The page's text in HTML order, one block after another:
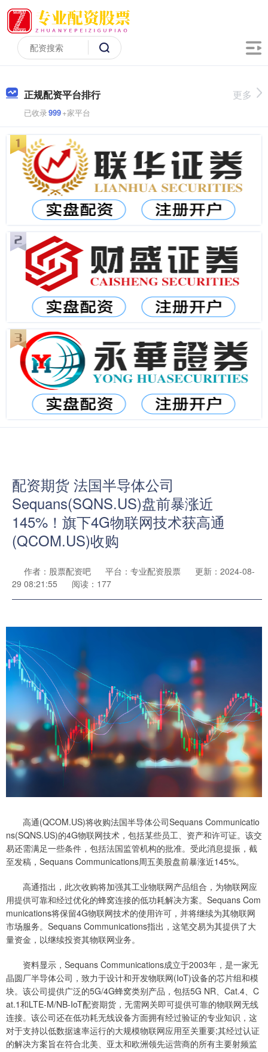
正规配资平台排行
已收录999+家平台
更多
配资期货 法国半导体公司
Sequans(SQNS.US)盘前暴涨近
145%！旗下4G物联网技术获高通
(QCOM.US)收购
作者：股票配资吧 平台：专业配资股票
更新：2024-08-
29 08:21:55
阅读：177
高通(QCOM.US)将收购法国半导体公司Sequans Communicatio
ns(SQNS.US)的4G物联网技术，包括某些员工、资产和许可证。该交
易还需满足一些条件，包括法国监管机构的批准。受此消息提振，截
至发稿，Sequans Communications周五美股盘前暴涨近145%。
高通指出，此次收购将加强其工业物联网产品组合，为物联网应
用提供可靠和经过优化的蜂窝连接的低功耗解决方案。Sequans Com
munications将保留4G物联网技术的使用许可，并将继续为其物联网
市场服务。Sequans Communications指出，这笔交易为其提供了大
量资金，以继续投资其物联网业务。
资料显示，Sequans Communications成立于2003年，是一家无
晶圆厂半导体公司，致力于设计和开发物联网(IoT)设备的芯片组和模
块。该公司提供广泛的5G/4G蜂窝类别产品，包括5G NR、Cat.4、C
at.1和LTE-M/NB-IoT配资期货，无需网关即可提供可靠的物联网无线
连接。该公司还在低功耗无线设备方面拥有经过验证的专业知识，这
对于支持以低数据速率运行的大规模物联网应用至关重要;其经过认证
的解决方案旨在符合北美、亚太和欧洲领先运营商的所有主要射频监